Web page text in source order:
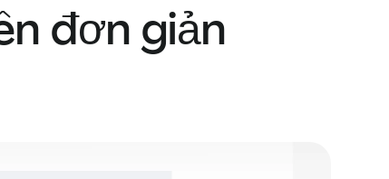
đơn giản